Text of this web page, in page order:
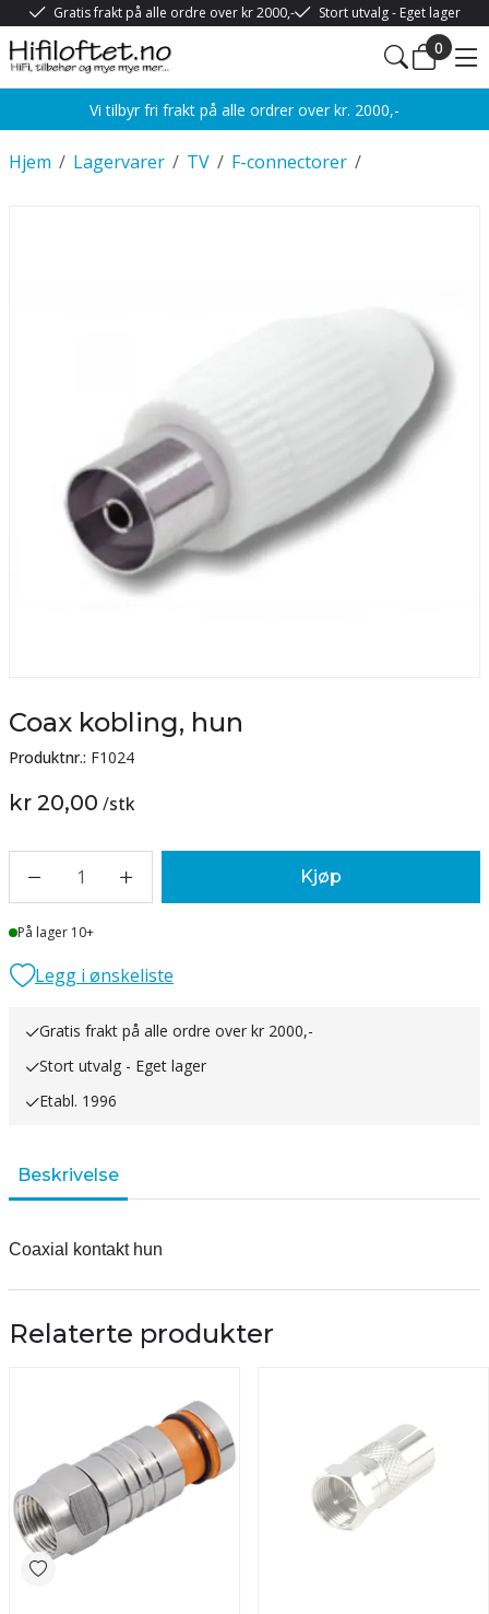
Gratis frakt på alle ordre over kr 2000,- Stort utvalg - Eget lager
0
Vi tilbyr fri frakt på alle ordrer over kr. 2000,-
/
Hjem /
Lagervarer /
TV /
F-connectorer
Coax kobling, hun
Produktnr.: F1024
kr 20,00 /stk
1 Kjøp
Lager
På lager 10+
Legg i ønskeliste
Gratis frakt på alle ordre over kr 2000,-
Stort utvalg - Eget lager
Etabl. 1996
Beskrivelse
Coaxial kontakt hun
Relaterte produkter